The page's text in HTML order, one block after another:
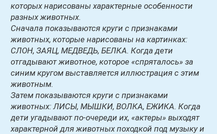
которых нарисованы характерные особенности
разных животных.
Сначала показываются круги с признаками
животных, которые нарисованы на картинках:
СЛОН, ЗАЯЦ, МЕДВЕДЬ, БЕЛКА. Когда дети
отгадывают животное, которое «спряталось» за
синим кругом выставляется иллюстрация с этим
животным.
Затем показываются круги с признаками
животных: ЛИСЫ, МЫШКИ, ВОЛКА, ЕЖИКА. Когда
дети угадывают по-очереди их, «актеры» выходят
характерной для животных походкой под музыку и